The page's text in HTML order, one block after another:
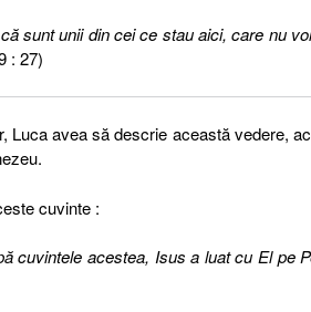
sunt unii din cei ce stau aici, care nu
: 27)
Luca avea să descrie această vedere,
cuvinte :
cuvintele acestea, Isus a luat cu El pe